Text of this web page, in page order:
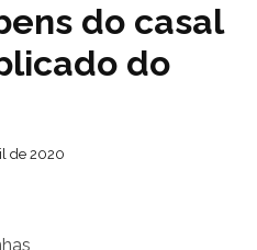
do casal
do
de 2020